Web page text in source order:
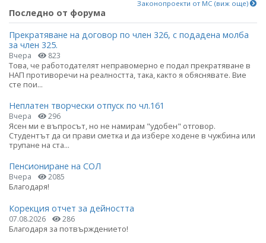
Законопроекти от МС (виж още)
Последно от форума
Прекратяване на договор по член 326, с подадена молба
за член 325.
Вчера 823
Това, че работодателят неправомерно е подал прекратяване в
НАП противоречи на реалността, така, както я обяснявате. Вие
сте пои...
Неплатен творчески отпуск по чл.161
Вчера 296
Ясен ми е въпросът, но не намирам "удобен" отговор.
Студентът да си прави сметка и да избере ходене в чужбина или
трупане на ста...
Пенсиониране на СОЛ
Вчера 2085
Благодаря!
Корекция отчет за дейността
07.08.2026 286
Благодаря за потвърждението!